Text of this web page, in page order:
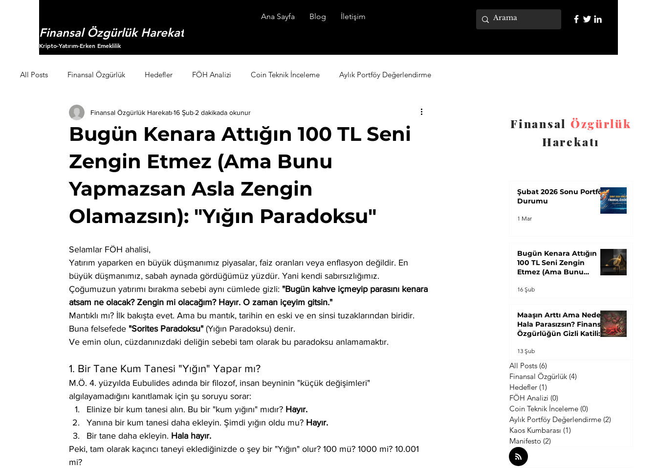
Finansal Özgürlük Harekatı
Kripto-Yatırım-Erken Emeklilik
Ana Sayfa Blog İletişim
All Posts Finansal Özgürlük Hedefler FÖH Analizi Coin Teknik İnceleme Aylık Portföy Değerlendirme
Kaos Kumbarası Manifesto
Bugün Kenara Attığın 100 TL Seni
Zengin Etmez (Ama Bunu
Yapmazsan Asla Zengin
Olamazsın): "Yığın Paradoksu"
Finansal Özgürlük Harekatı16 Şub 2 dakikada okunur
Selamlar FÖH ahalisi,
Yatırım yaparken en büyük düşmanımız piyasalar, faiz oranları veya enflasyon değildir. En
büyük düşmanımız, sabah aynada gördüğümüz yüzdür. Yani kendi sabırsızlığımız.
Çoğumuzun yatırımı bırakma sebebi aynı cümlede gizli: "Bugün kahve içmeyip parasını kenara
atsam ne olacak? Zengin mi olacağım? Hayır. O zaman içeyim gitsin."
Mantıklı mı? İlk bakışta evet. Ama bu mantık, tarihin en eski ve en sinsi tuzaklarından biridir.
Buna felsefede "Sorites Paradoksu" (Yığın Paradoksu) denir.
Ve emin olun, cüzdanınızdaki deliğin sebebi tam olarak bu paradoksu anlamamaktır.
1. Bir Tane Kum Tanesi "Yığın" Yapar mı?
M.Ö. 4. yüzyılda Eubulides adında bir filozof, insan beyninin "küçük değişimleri"
algılayamadığını kanıtlamak için şu soruyu sorar:
Elinize bir kum tanesi alın. Bu bir "kum yığını" mıdır? Hayır.
Yanına bir kum tanesi daha ekleyin. Şimdi yığın oldu mu? Hayır.
Bir tane daha ekleyin. Hala hayır.
Peki, tam olarak kaçıncı taneyi eklediğinizde o şey bir "Yığın" olur? 100 mü? 1000 mi? 10.001
mi?
Finansal Özgürlük
Harekatı
Şubat 2026 Sonu Portföy
Durumu
1 Mar
Bugün Kenara Attığın
100 TL Seni Zengin
Etmez (Ama Bunu
Olamazsın): "Yığın
16 Şub
Maaşın Arttı Ama Neden
Hala Parasızsın? Finansal
Özgürlüğün Gizli Katili:
13 Şub
All Posts (6)
Finansal Özgürlük (4)
Hedefler (1)
FÖH Analizi (0)
Coin Teknik İnceleme (0)
Aylık Portföy Değerlendirme (2)
Kaos Kumbarası (1)
Manifesto (2)